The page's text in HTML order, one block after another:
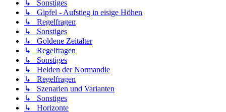
↳ Sonstiges
↳ Gipfel - Aufstieg in eisige Höhen
↳ Regelfragen
↳ Sonstiges
↳ Goldene Zeitalter
↳ Regelfragen
↳ Sonstiges
↳ Helden der Normandie
↳ Regelfragen
↳ Szenarien und Varianten
↳ Sonstiges
↳ Horizonte